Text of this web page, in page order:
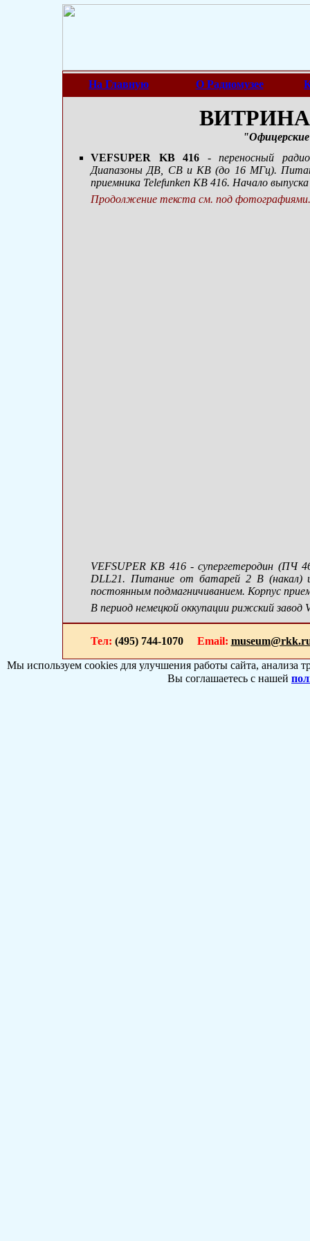
На Главную О Радиомузее
ВИТРИНА
VEFSUPER KB 416
- переносный
Диапазоны ДВ, СВ и КВ (до 16 МГц).
приемника Telefunken KB 416. Начало
Продолжение текста см. под
VEFSUPER KB 416 - супергетеродин (ПЧ
DLL21. Питание от батарей 2 В (накал) и
постоянным подмагничиванием. Корпус
В период немецкой оккупации рижский
Тел: (495) 744-1070 Email:
Мы используем cookies для улучшения работы сайта, анализа
Вы соглашаетесь с нашей